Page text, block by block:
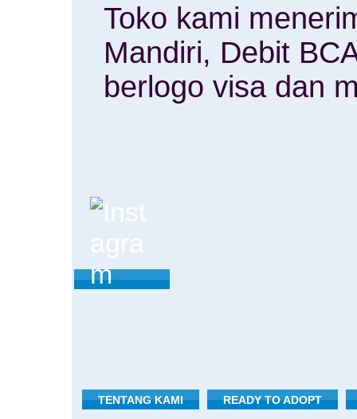
Toko kami
Mandiri, Debit
berlogo visa dan
TENTANG KAMI READY TO ADOPT